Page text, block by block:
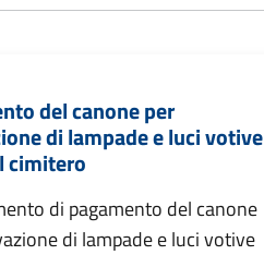
del canone per
di lampade e luci votive
cimitero
di pagamento del canone
di lampade e luci votive